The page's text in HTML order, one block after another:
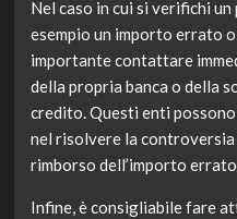
Nel caso in cui si verifichi
esempio un importo errato
importante contattare
della propria banca o della
credito. Questi enti
nel risolvere la
rimborso dell’importo
Infine, è consigliabile fare